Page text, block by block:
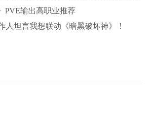
PVE输出高职业推荐
人坦言我想联动《暗黑破坏神》！